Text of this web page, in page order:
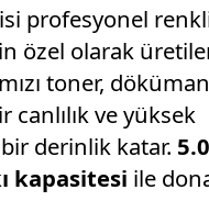
profesyonel
özel olarak
toner,
canlılık ve yüksek
derinlik katar.
kapasitesi ile